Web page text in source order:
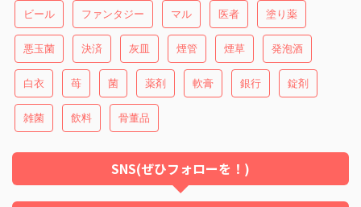
ビール ファンタジー マル 医者 塗り薬
悪玉菌 決済 灰皿 煙管 煙草 発泡酒
白衣 苺 菌 薬剤 軟膏 銀行 錠剤
雑菌 飲料 骨董品
SNS(ぜひフォローを！)